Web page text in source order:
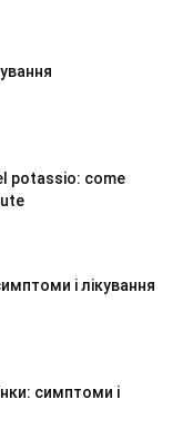
potassio: come
і лікування
симптоми і